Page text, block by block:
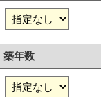
築年数